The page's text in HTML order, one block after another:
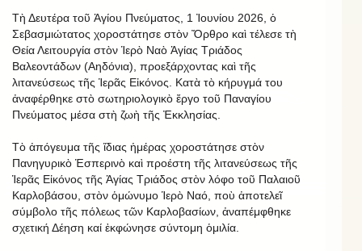
Τὴ Δευτέρα τοῦ Ἁγίου Πνεύματος, 1 Ἰουνίου 2026, ὁ
Σεβασμιώτατος χοροστάτησε στὸν Ὄρθρο καὶ τέλεσε τὴ
Θεία Λειτουργία στὸν Ἱερὸ Ναὸ Ἁγίας Τριάδος
Βαλεοντάδων (Αηδόνια), προεξάρχοντας καὶ τῆς
λιτανεύσεως τῆς Ἱερᾶς Εἰκόνος. Κατὰ τὸ κήρυγμά του
ἀναφέρθηκε στὸ σωτηριολογικὸ ἔργο τοῦ Παναγίου
Πνεύματος μέσα στὴ ζωὴ τῆς Ἐκκλησίας.
Τὸ ἀπόγευμα τῆς ἴδιας ἡμέρας χοροστάτησε στὸν
Πανηγυρικὸ Ἑσπερινὸ καὶ προέστη τῆς λιτανεύσεως τῆς
Ἱερᾶς Εἰκόνος τῆς Ἁγίας Τριάδος στὸν λόφο τοῦ Παλαιοῦ
Καρλοβάσου, στὸν ὁμώνυμο Ἱερὸ Ναό, ποὺ ἀποτελεῖ
σύμβολο τῆς πόλεως τῶν Καρλοβασίων, ἀναπέμφθηκε
σχετική Δέηση καί ἐκφώνησε σύντομη ὁμιλία.